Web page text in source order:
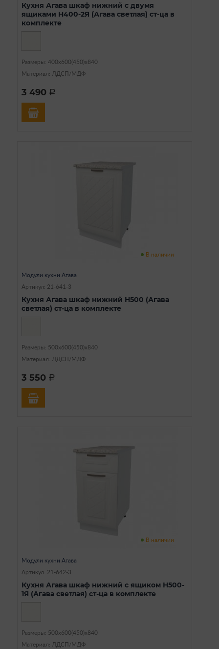
Кухня Агава шкаф нижний с двумя
ящиками Н400-2Я (Агава светлая) ст-ца в
комплекте
Размеры: 400х600(450)х840
Материал: ЛДСП/МДФ
3 490 a
В наличии
Модули кухни Агава
Артикул: 21-641-3
Кухня Агава шкаф нижний Н500 (Агава
светлая) ст-ца в комплекте
Размеры: 500х600(450)х840
Материал: ЛДСП/МДФ
3 550 a
В наличии
Модули кухни Агава
Артикул: 21-642-3
Кухня Агава шкаф нижний с ящиком Н500-
1Я (Агава светлая) ст-ца в комплекте
Размеры: 500х600(450)х840
Материал: ЛДСП/МДФ